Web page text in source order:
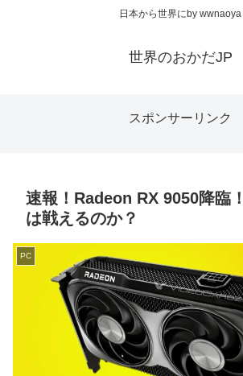
日本から世界にby wwnaoya
世界のおかだJP
スポンサーリンク
速報！Radeon RX 9050降臨
は戦えるのか？
PC